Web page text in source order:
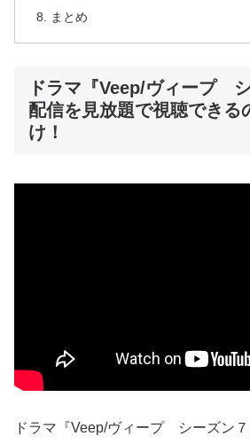
まとめ
ドラマ『Veep/ヴィープ
配信を見放題で視聴できる
け！
ドラマ『Veep/ヴィープ シーズン